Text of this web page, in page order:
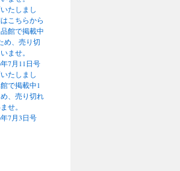
たしまし
こちらから
館で掲載中
め、売り切
ませ。
7月11日号
たしまし
で掲載中1
、売り切れ
せ。
7月3日号